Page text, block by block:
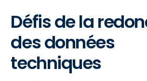
Défis de la
des données
techniques